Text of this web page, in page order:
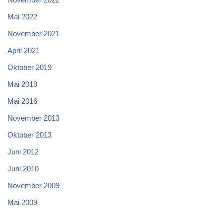
Mai 2022
November 2021
April 2021
Oktober 2019
Mai 2019
Mai 2016
November 2013
Oktober 2013
Juni 2012
Juni 2010
November 2009
Mai 2009